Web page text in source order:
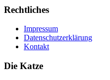
Rechtliches
Impressum
Datenschutzerklärung
Kontakt
Die Katze